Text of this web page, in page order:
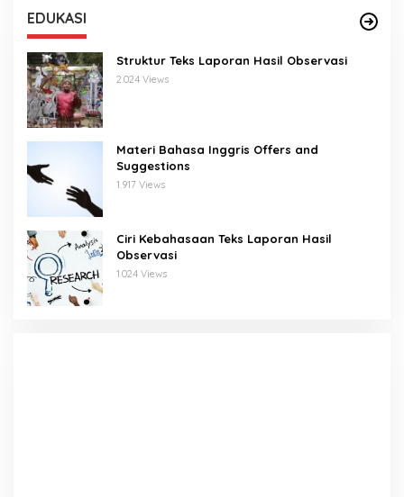
EDUKASI
Struktur Teks Laporan Hasil Observasi
2.024 Views
Materi Bahasa Inggris Offers and
Suggestions
1.917 Views
Ciri Kebahasaan Teks Laporan Hasil
Observasi
1.024 Views